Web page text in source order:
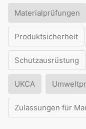
Materialprüfungen
Produktsicherheit
Schutzausrüstung
UKCA
Zulassungen für